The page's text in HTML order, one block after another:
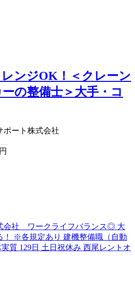
ンジOK！＜クレーン
の整備士＞大手・コ
ポート株式会社
円